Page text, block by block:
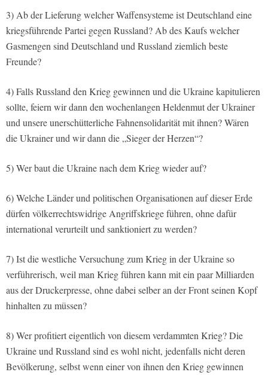
3) Ab der Lieferung welcher Waffensysteme ist Deutschland eine
kriegsführende Partei gegen Russland? Ab des Kaufs welcher
Gasmengen sind Deutschland und Russland ziemlich beste
Freunde?
4) Falls Russland den Krieg gewinnen und die Ukraine kapitulieren
sollte, feiern wir dann den wochenlangen Heldenmut der Ukrainer
und unsere unerschütterliche Fahnensolidarität mit ihnen? Wären
die Ukrainer und wir dann die „Sieger der Herzen“?
5) Wer baut die Ukraine nach dem Krieg wieder auf?
6) Welche Länder und politischen Organisationen auf dieser Erde
dürfen völkerrechtswidrige Angriffskriege führen, ohne dafür
international verurteilt und sanktioniert zu werden?
7) Ist die westliche Versuchung zum Krieg in der Ukraine so
verführerisch, weil man Krieg führen kann mit ein paar Milliarden
aus der Druckerpresse, ohne dabei selber an der Front seinen Kopf
hinhalten zu müssen?
8) Wer profitiert eigentlich von diesem verdammten Krieg? Die
Ukraine und Russland sind es wohl nicht, jedenfalls nicht deren
Bevölkerung, selbst wenn einer von ihnen den Krieg gewinnen